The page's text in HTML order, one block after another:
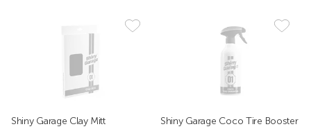
Shiny Garage Clay Mitt
Shiny Garage Coco Tire Booster